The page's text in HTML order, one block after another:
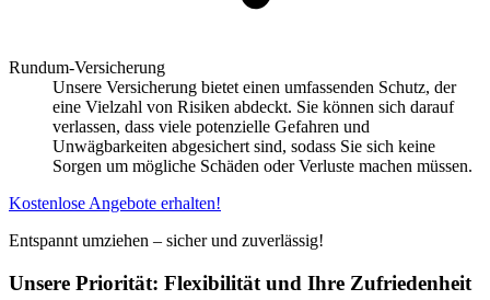
Rundum-Versicherung
Unsere Versicherung bietet einen umfassenden Schutz, der
eine Vielzahl von Risiken abdeckt. Sie können sich darauf
verlassen, dass viele potenzielle Gefahren und
Unwägbarkeiten abgesichert sind, sodass Sie sich keine
Sorgen um mögliche Schäden oder Verluste machen müssen.
Kostenlose Angebote erhalten!
Entspannt umziehen – sicher und zuverlässig!
Unsere Priorität: Flexibilität und Ihre Zufriedenheit